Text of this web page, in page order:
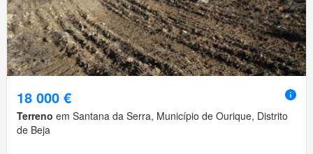
18 000 €
Terreno em Santana da Serra, Município de Ourique, Distrito
de Beja